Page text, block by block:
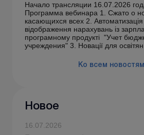
Начало трансляции 16.07.2026
Программа вебинара 1. Сжато о
касающихся всех 2. Автоматизація
відображення нарахувань із
програмному продукті "Учет
учреждения" 3. Новації для освітян
Ко всем новостям
Новое
16.07.2026